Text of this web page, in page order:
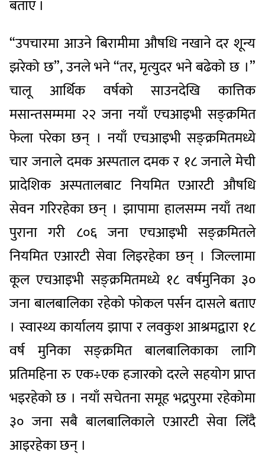
बताए ।
“उपचारमा आउने बिरामीमा औषधि नखाने दर शून्य
झरेको छ”, उनले भने “तर, मृत्युदर भने बढेको छ ।”
चालू आर्थिक वर्षको साउनदेखि कात्तिक
मसान्तसम्ममा २२ जना नयाँ एचआइभी सङ्क्रमित
फेला परेका छन् । नयाँ एचआइभी सङ्क्रमितमध्ये
चार जनाले दमक अस्पताल दमक र १८ जनाले मेची
प्रादेशिक अस्पतालबाट नियमित एआरटी औषधि
सेवन गरिरहेका छन् । झापामा हालसम्म नयाँ तथा
पुराना गरी ८०६ जना एचआइभी सङ्क्रमितले
नियमित एआरटी सेवा लिइरहेका छन् । जिल्लामा
कूल एचआइभी सङ्क्रमितमध्ये १८ वर्षमुनिका ३०
जना बालबालिका रहेको फोकल पर्सन दासले बताए
। स्वास्थ्य कार्यालय झापा र लवकुश आश्रमद्वारा १८
वर्ष मुनिका सङ्क्रमित बालबालिकाका लागि
प्रतिमहिना रु एक÷एक हजारको दरले सहयोग प्राप्त
भइरहेको छ । नयाँ सचेतना समूह भद्रपुरमा रहेकोमा
३० जना सबै बालबालिकाले एआरटी सेवा लिँदै
आइरहेका छन् ।